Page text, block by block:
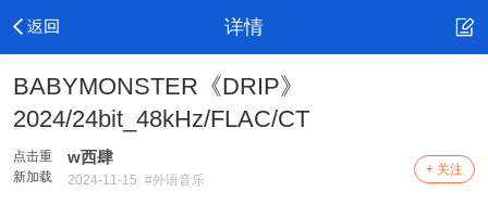
详情
BABYMONSTER《DRIP》
2024/24bit_48kHz/FLAC/CT
点击重
新加载
w西肆
2024-11-15 #外语音乐
+ 关注